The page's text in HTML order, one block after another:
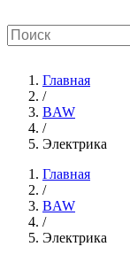
Главная
/
BAW
/
Электрика
Главная
/
BAW
/
Электрика